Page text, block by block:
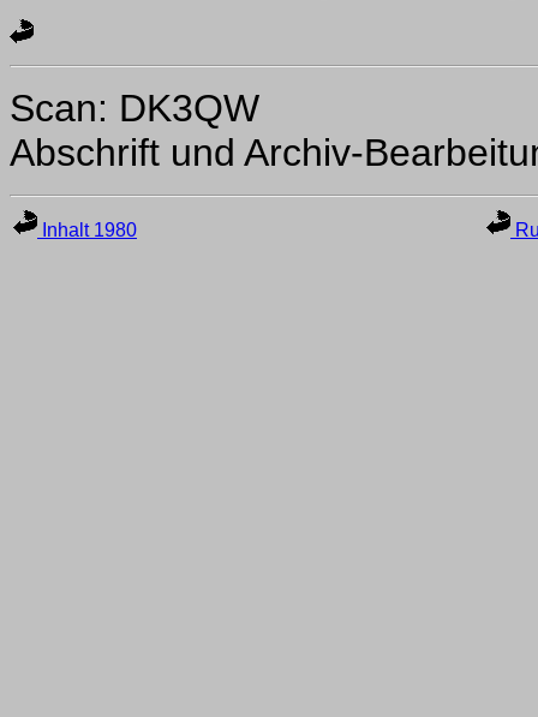
Scan: DK3QW
Abschrift und Archiv-
Inhalt 1980